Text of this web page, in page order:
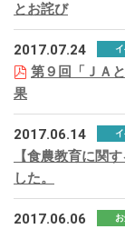
とお詫び
2017.07.24
第９回「ＪＡ
果
2017.06.14
【食農教育に関
した。
2017.06.06